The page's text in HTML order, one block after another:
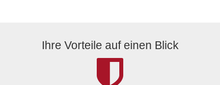
Ihre Vorteile auf einen Blick